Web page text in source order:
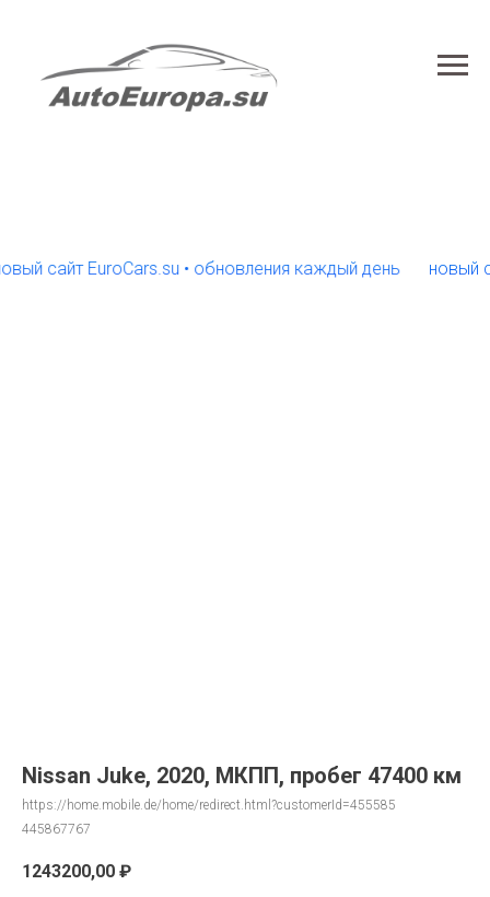
сайт EuroCars.su • обновления каждый день новый сайт
Nissan Juke, 2020, МКПП, пробег 47400 км
https://home.mobile.de/home/redirect.html?customerId=455585
445867767
1243200,00 ₽